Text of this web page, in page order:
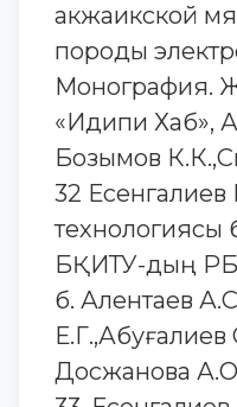
акжаикской
породы
Монография.
«Идипи Хаб»,
Бозымов
32 Есенгалиев
технологиясы
БҚИТУ-дың
б. Алентаев
Досжанова